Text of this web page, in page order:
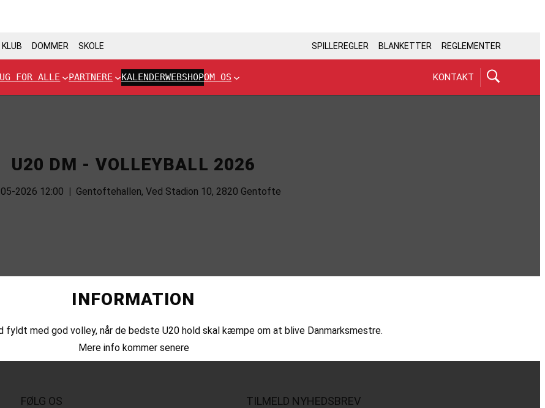
KLUB DOMMER SKOLE SPILLEREGLER BLANKETTER REGLEMENTER
FOR ALLE PARTNERE KALENDERWEBSHOPOM OS KONTAKT
U20 DM - VOLLEYBALL 2026
2026 12:00 | Gentoftehallen, Ved Stadion 10, 2820 Gentofte
INFORMATION
med god volley, når de bedste U20 hold skal kæmpe om at blive Danmarksmestre.
Mere info kommer senere
FØLG OS TILMELD NYHEDSBREV